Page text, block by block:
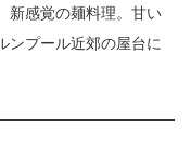
新感覚の麺料理。甘い
ンプール近郊の屋台に